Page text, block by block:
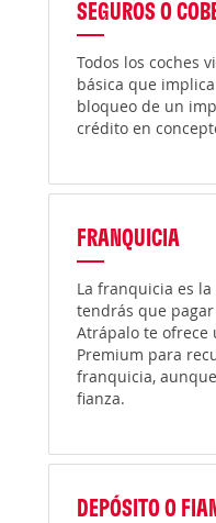
SEGUROS O
Todos los coches
básica que
bloqueo de un
crédito en
FRANQUICIA
La franquicia es
tendrás que
Atrápalo te ofrece
Premium para
franquicia,
fianza.
DEPÓSITO O